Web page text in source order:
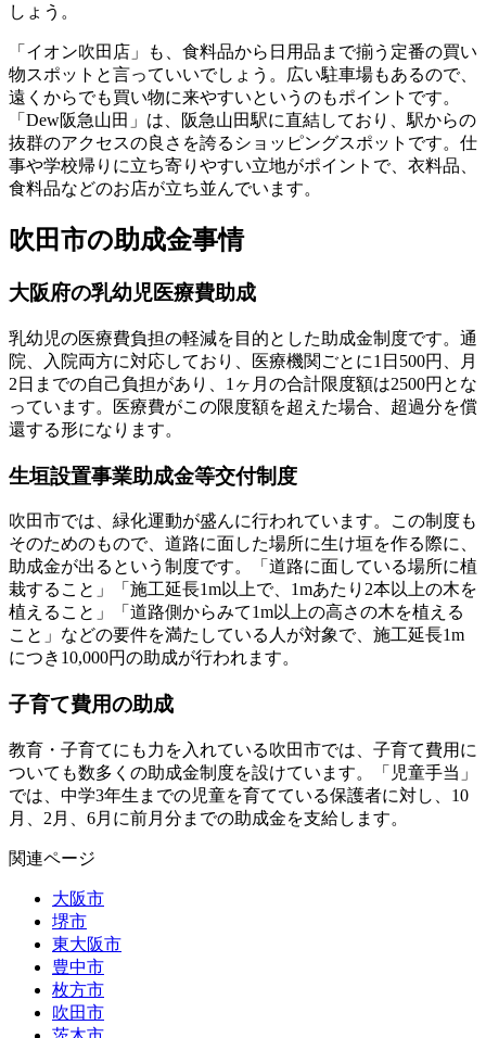
しょう。
「イオン吹田店」も、食料品から日用品まで揃う定番の買い
物スポットと言っていいでしょう。広い駐車場もあるので、
遠くからでも買い物に来やすいというのもポイントです。
「Dew阪急山田」は、阪急山田駅に直結しており、駅からの
抜群のアクセスの良さを誇るショッピングスポットです。仕
事や学校帰りに立ち寄りやすい立地がポイントで、衣料品、
食料品などのお店が立ち並んでいます。
吹田市の助成金事情
大阪府の乳幼児医療費助成
乳幼児の医療費負担の軽減を目的とした助成金制度です。通
院、入院両方に対応しており、医療機関ごとに1日500円、月
2日までの自己負担があり、1ヶ月の合計限度額は2500円とな
っています。医療費がこの限度額を超えた場合、超過分を償
還する形になります。
生垣設置事業助成金等交付制度
吹田市では、緑化運動が盛んに行われています。この制度も
そのためのもので、 道路に面した場所に生け垣を作る際に、
助成金が出るという制度です。「道路に面している場所に植
栽すること」「施工延長1m以上で、1mあたり2本以上の木を
植えること」「道路側からみて1m以上の高さの木を植える
こと」などの要件を満たしている人が対象で、施工延長1m
につき10,000円の助成が行われます。
子育て費用の助成
教育・子育てにも力を入れている吹田市では、子育て費用に
ついても数多くの助成金制度を設けています。「児童手当」
では、中学3年生までの児童を育てている保護者に対し、10
月、2月、6月に前月分までの助成金を支給します。
関連ページ
大阪市
堺市
東大阪市
豊中市
枚方市
吹田市